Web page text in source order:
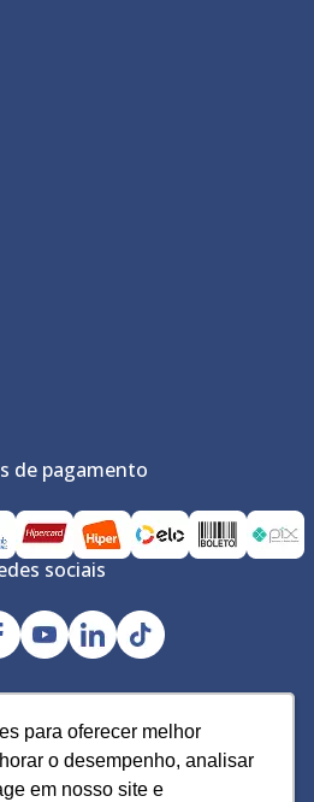
para oferecer melhor
o desempenho, analisar
em nosso site e
para oferecer melhor
o desempenho, analisar
em nosso site e
de pagamento
sociais
de Calçados Ltda | CNPJ:
0001-43